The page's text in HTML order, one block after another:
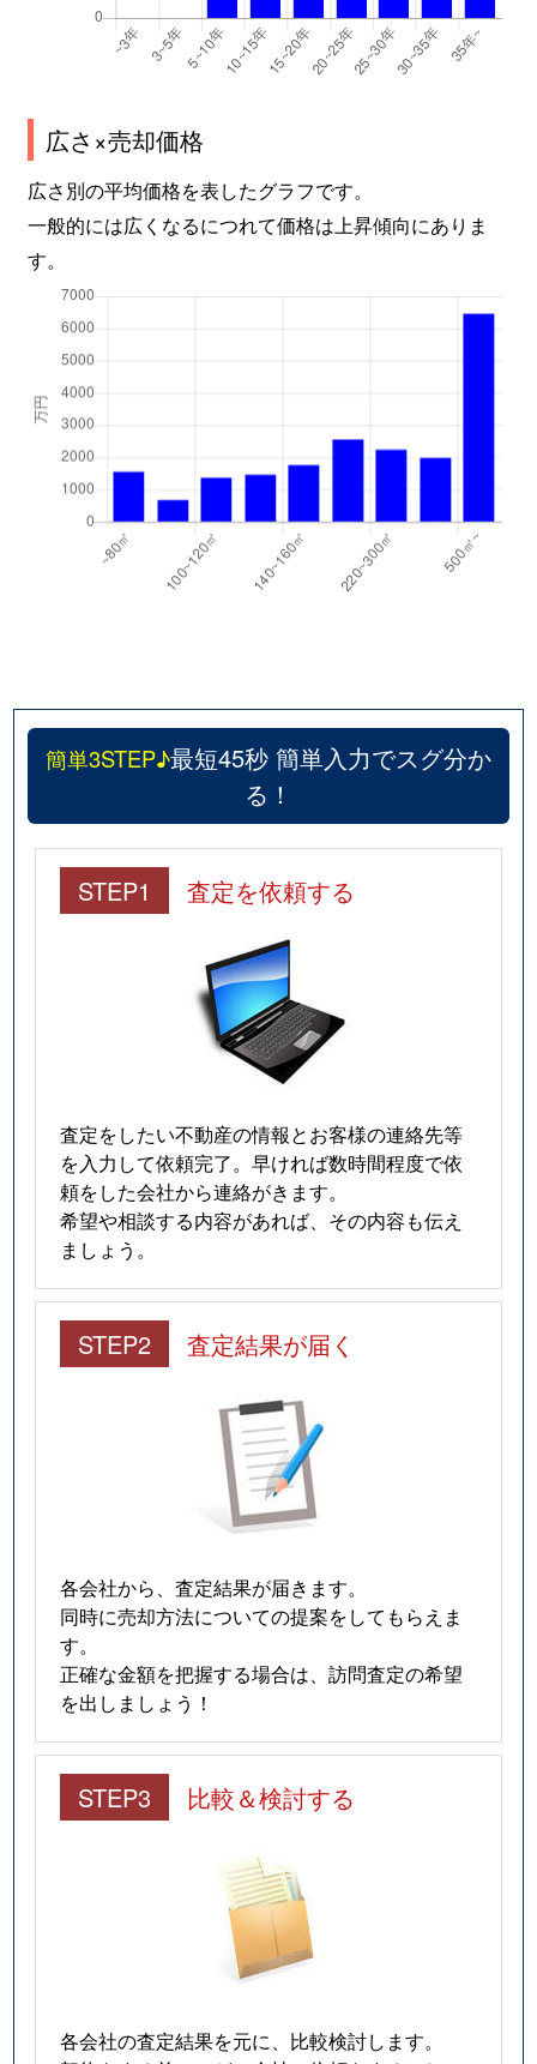
広さ×売却価格
広さ別の平均価格を表したグラフです。
一般的には広くなるにつれて価格は上昇傾向にありま
す。
簡単3STEP♪最短45秒 簡単入力でスグ分か
る！
STEP1 査定を依頼する
査定をしたい不動産の情報とお客様の連絡先等
を入力して依頼完了。早ければ数時間程度で依
頼をした会社から連絡がきます。
希望や相談する内容があれば、その内容も伝え
ましょう。
STEP2 査定結果が届く
各会社から、査定結果が届きます。
同時に売却方法についての提案をしてもらえま
す。
正確な金額を把握する場合は、訪問査定の希望
を出しましょう！
STEP3 比較＆検討する
各会社の査定結果を元に、比較検討します。